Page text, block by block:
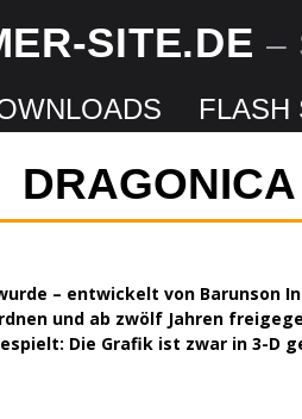
SITE.DE–
FLASH
DRAGONICA
– entwickelt von Barunson
und ab zwölf Jahren
Die Grafik ist zwar in 3-